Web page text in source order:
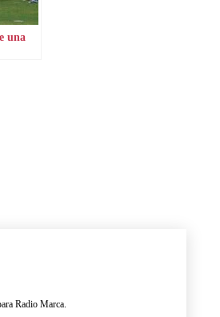
una
Radio Marca.